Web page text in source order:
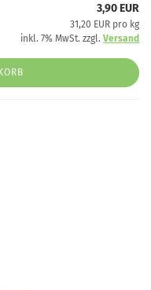
3,90 EUR
31,20 EUR pro kg
inkl. 7% MwSt. zzgl. Versand